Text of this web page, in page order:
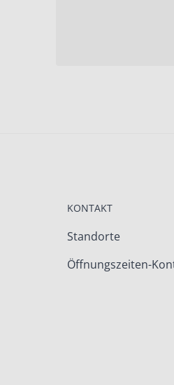
KONTAKT
Standorte
Öffnungszeiten-